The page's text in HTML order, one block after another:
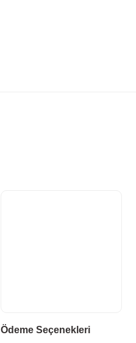
Ödeme Seçenekleri